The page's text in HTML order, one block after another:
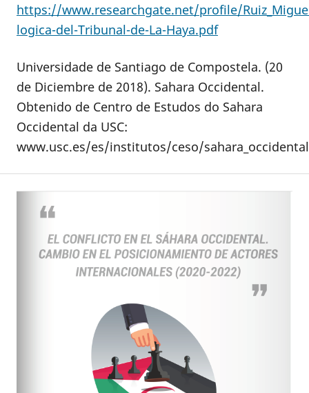
https://www.researchgate.net/profile/
logica-del-Tribunal-de-La-Haya.pdf
Universidade de Santiago de Compostela. (20
de Diciembre de 2018). Sahara Occidental.
Obtenido de Centro de Estudos do Sahara
Occidental da USC:
www.usc.es/es/institutos/ceso/